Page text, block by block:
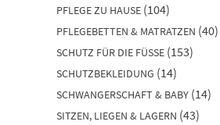
PFLEGE ZU HAUSE (104)
PFLEGEBETTEN & MATRATZEN (40)
SCHUTZ FÜR DIE FÜSSE (153)
SCHUTZBEKLEIDUNG (14)
SCHWANGERSCHAFT & BABY (14)
SITZEN, LIEGEN & LAGERN (43)